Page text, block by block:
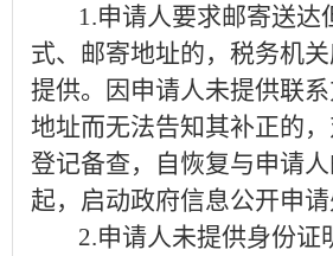
1.申请人要求邮寄送达
式、邮寄地址的，税务机
提供。因申请人未提供联
地址而无法告知其补正的
登记备查，自恢复与申请人
起，启动政府信息公开申请
2.申请人未提供身份证